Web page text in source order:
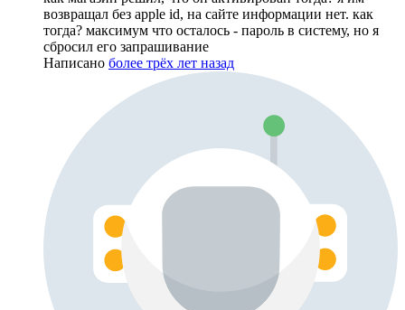
возвращал без apple id, на сайте информации нет. как
тогда? максимум что осталось - пароль в систему, но я
сбросил его запрашивание
Написано более трёх лет назад